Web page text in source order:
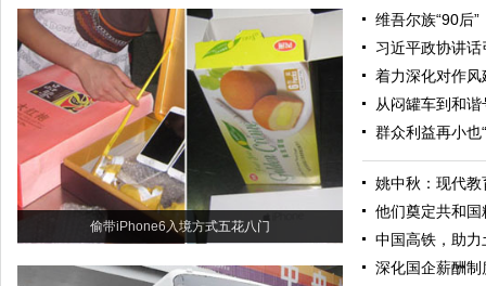
偷带iPhone6入境方式五花八门
维吾尔族“90后
习近平政协讲
着力深化对作
从闷罐车到和
群众利益再小也
姚中秋：现代
他们奠定共和
中国高铁，助力
深化国企薪酬制